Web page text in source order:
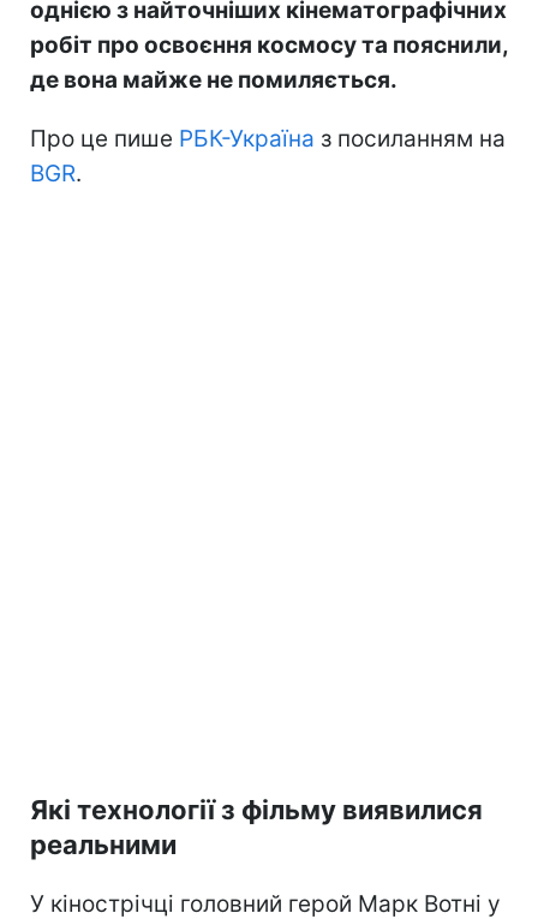
однією з найточніших кінематографічних
робіт про освоєння космосу та пояснили,
де вона майже не помиляється.
Про це пише РБК-Україна з посиланням на
BGR.
Які технології з фільму виявилися
реальними
У кінострічці головний герой Марк Вотні у